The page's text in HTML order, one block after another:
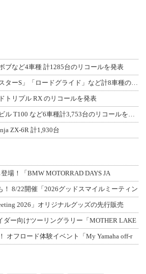
ブなど4車種 計1285台のリコールを発表
【ハーレー】「スポーツスターS」「ロードグライド」など計8車種のリコールを発表
トリプル RX のリコールを発表
【トライアンフ】ボンネビル T100 など6車種計3,753台のリコールを発表
ZX-6R 計1,930台
登場！「BMW MOTORRAD DAYS JA
！ 8/22開催「2026グッドスマイルミーティン
2026」オリジナルグッズの先行販売
ダー向けツーリングラリー「MOTHER LAKE
オフロード体験イベント「My Yamaha off-r